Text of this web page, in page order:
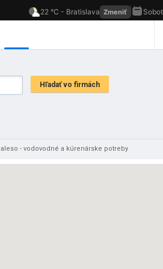
aleso - vodovodné a kúrenárske potreby